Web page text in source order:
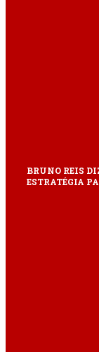
BRUNO REIS
ESTRATÉGIA